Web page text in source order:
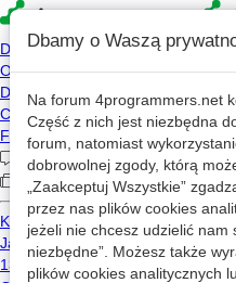
4p
Forum
Kategorie Wszystkie
Zaakceptowano C lepsze
Dbamy o Waszą
Na forum 4programmers.net
Część z nich jest niezbędna
forum, natomiast
dobrowolnej zgody, którą
„Zaakceptuj Wszystkie”
przez nas plików cookies
jeżeli nie chcesz udzielić nam
niezbędne”. Możesz także
plików cookies analitycznych